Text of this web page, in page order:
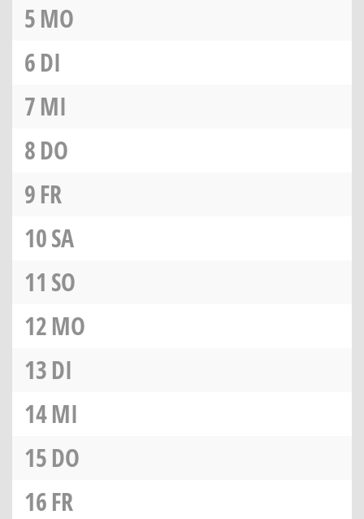
5MO
6DI
7MI
8DO
9FR
10SA
11 SO
12MO
13DI
14MI
15DO
16FR